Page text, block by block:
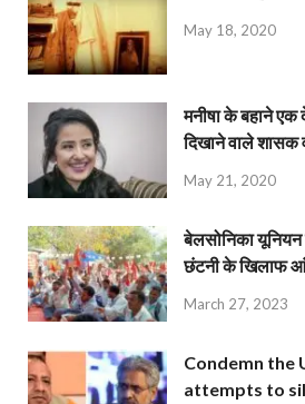
May 18, 2020
मनीषा के बहाने एक
दिखाने वाले शासक
May 21, 2020
बेलसोनिका
छंटनी के खिलाफ
March 27, 2023
Condemn the
attempts to